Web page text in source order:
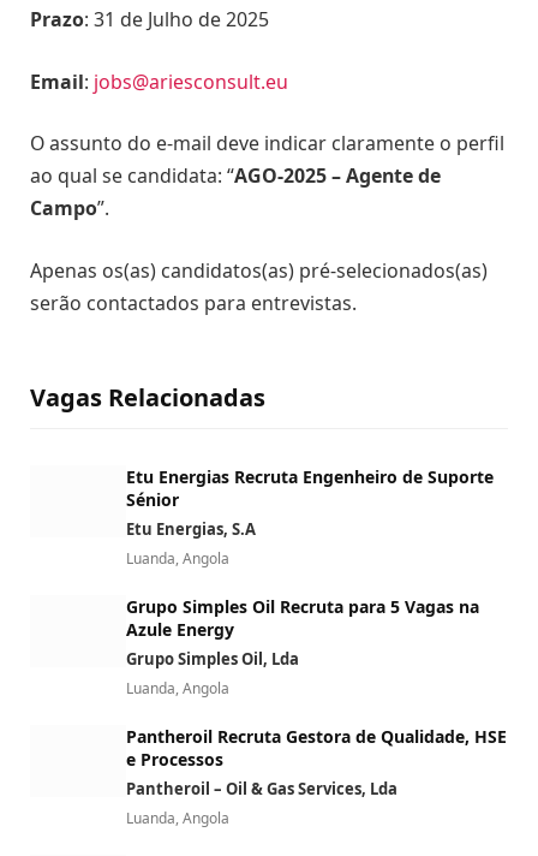
Prazo: 31 de Julho de 2025
Email: jobs@ariesconsult.eu
O assunto do e-mail deve indicar claramente o perfil
ao qual se candidata: “AGO-2025 – Agente de
Campo”.
Apenas os(as) candidatos(as) pré-selecionados(as)
serão contactados para entrevistas.
Vagas Relacionadas
Etu Energias Recruta Engenheiro de Suporte
Sénior
Etu Energias, S.A
Luanda, Angola
Grupo Simples Oil Recruta para 5 Vagas na
Azule Energy
Grupo Simples Oil, Lda
Luanda, Angola
Pantheroil Recruta Gestora de Qualidade, HSE
e Processos
Pantheroil – Oil & Gas Services, Lda
Luanda, Angola